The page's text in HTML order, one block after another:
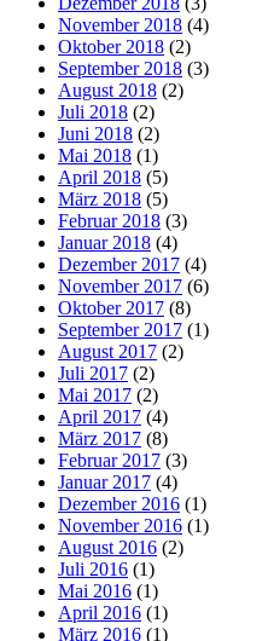
November 2018 (4)
Oktober 2018 (2)
September 2018 (3)
August 2018 (2)
Juli 2018 (2)
Juni 2018 (2)
Mai 2018 (1)
April 2018 (5)
März 2018 (5)
Februar 2018 (3)
Januar 2018 (4)
Dezember 2017 (4)
November 2017 (6)
Oktober 2017 (8)
September 2017 (1)
August 2017 (2)
Juli 2017 (2)
Mai 2017 (2)
April 2017 (4)
März 2017 (8)
Februar 2017 (3)
Januar 2017 (4)
Dezember 2016 (1)
November 2016 (1)
August 2016 (2)
Juli 2016 (1)
Mai 2016 (1)
April 2016 (1)
März 2016 (1)